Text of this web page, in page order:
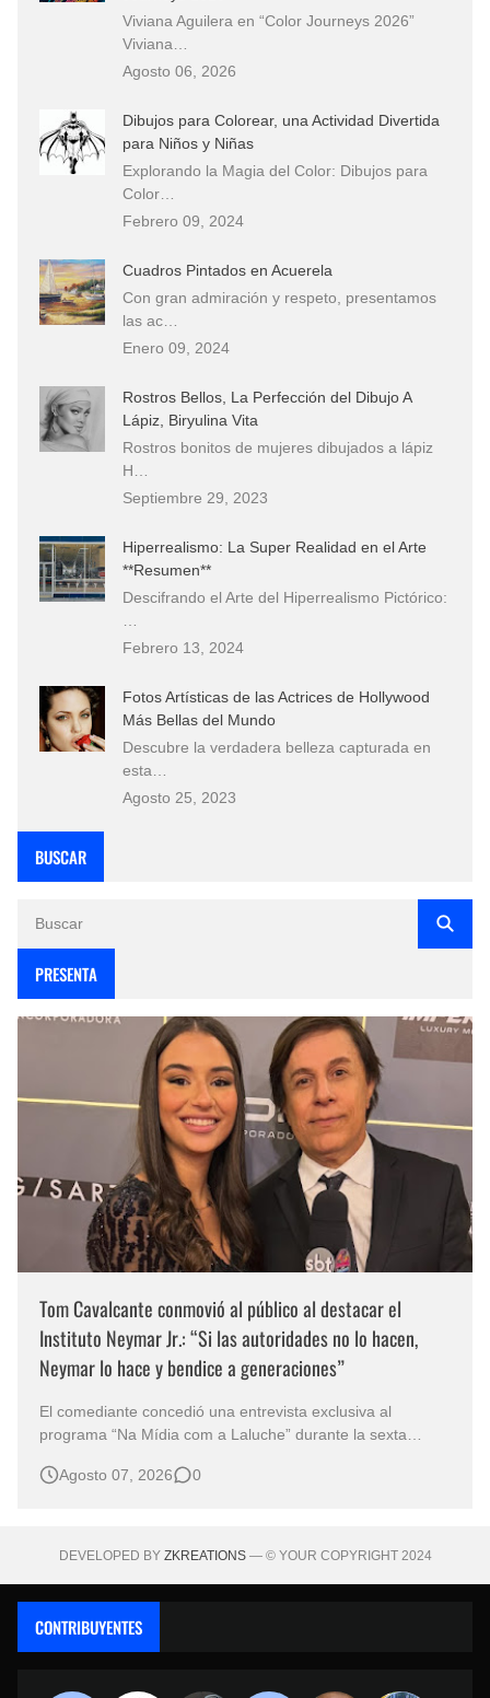
Viviana Aguilera en “Color Journeys 2026”
Viviana…
Agosto 06, 2026
Dibujos para Colorear, una Actividad Divertida
para Niños y Niñas
Explorando la Magia del Color: Dibujos para
Color…
Febrero 09, 2024
Cuadros Pintados en Acuerela
Con gran admiración y respeto, presentamos
las ac…
Enero 09, 2024
Rostros Bellos, La Perfección del Dibujo A
Lápiz, Biryulina Vita
Rostros bonitos de mujeres dibujados a lápiz
H…
Septiembre 29, 2023
Hiperrealismo: La Super Realidad en el Arte
**Resumen**
Descifrando el Arte del Hiperrealismo Pictórico:
Febrero 13, 2024
Fotos Artísticas de las Actrices de Hollywood
Más Bellas del Mundo
Descubre la verdadera belleza capturada en
esta…
Agosto 25, 2023
BUSCAR
PRESENTA
Tom Cavalcante conmovió al público al destacar el
Instituto Neymar Jr.: “Si las autoridades no lo hacen,
Neymar lo hace y bendice a generaciones”
El comediante concedió una entrevista exclusiva al
programa “Na Mídia com a Laluche” durante la sexta
eventos benéficos más importantes de Brasil. En medio del
Agosto 07, 2026 0
DEVELOPED BY ZKREATIONS— © YOUR COPYRIGHT 2024
CONTRIBUYENTES